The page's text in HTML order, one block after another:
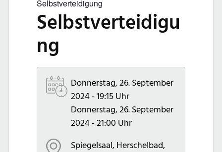
Selbstverteidigung
Selbstverteidigu
ng
Donnerstag, 26. September
2024 - 19:15 Uhr
Donnerstag, 26. September
2024 - 21:00 Uhr
Spiegelsaal, Herschelbad,